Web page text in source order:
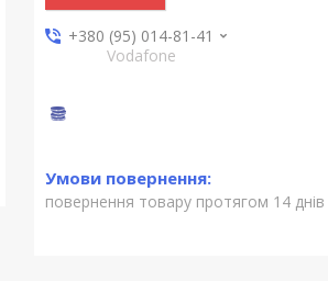
+380 (95) 014-81-41
Vodafone
повернення товару протягом 14 днів